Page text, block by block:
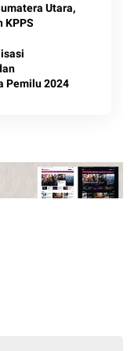
Utara,
KPPS
Pemilu 2024